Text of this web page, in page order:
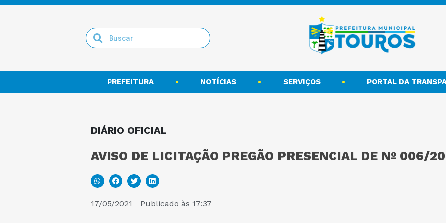
PREFEITURA NOTÍCIAS SERVIÇOS PORTAL DA
DIÁRIO OFICIAL
AVISO DE LICITAÇÃO PREGÃO PRESENCIAL DE Nº 006/
17/05/2021 Publicado às 17:37